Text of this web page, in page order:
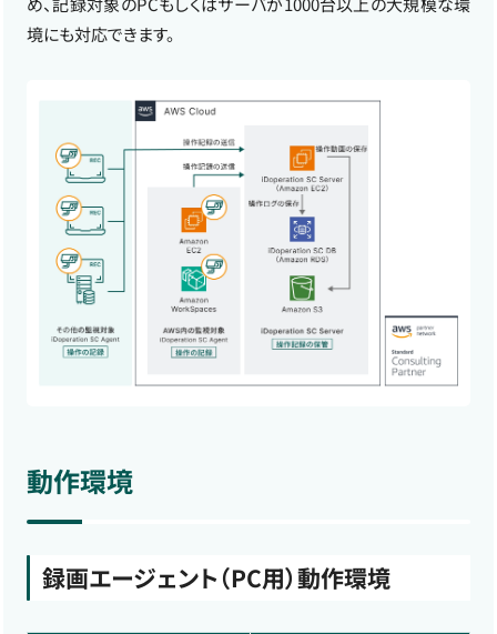
境にも対応できます。
動作環境
録画エージェント（PC用）動作環境